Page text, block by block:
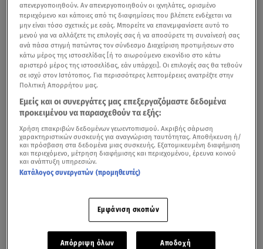
απενεργοποιηθούν. Αν απενεργοποιηθούν οι ιχνηλάτες, ορισμένο
περιεχόμενο και κάποιες από τις διαφημίσεις που βλέπετε ενδέχεται να
μην είναι τόσο σχετικές με εσάς. Μπορείτε να επανεμφανίσετε αυτό το
μενού για να αλλάξετε τις επιλογές σας ή να αποσύρετε τη συναίνεσή σας
ανά πάσα στιγμή πατώντας τον σύνδεσμο Διαχείριση προτιμήσεων στο
κάτω μέρος της ιστοσελίδας [ή το αιωρούμενο εικονίδιο στο κάτω
αριστερό μέρος της ιστοσελίδας, εάν υπάρχει]. Οι επιλογές σας θα τεθούν
σε ισχύ στον Ιστότοπος. Για περισσότερες λεπτομέρειες ανατρέξτε στην
Πολιτική Απορρήτου μας.
Εμείς και οι συνεργάτες μας επεξεργαζόμαστε δεδομένα
προκειμένου να παρασχεθούν τα εξής:
Χρήση επακριβών δεδομένων γεωεντοπισμού. Ακριβής σάρωση
χαρακτηριστικών συσκευής για αναγνώριση ταυτότητας. Αποθήκευση ή/
και πρόσβαση στα δεδομένα μιας συσκευής. Εξατομικευμένη διαφήμιση
και περιεχόμενο, μέτρηση διαφήμισης και περιεχομένου, έρευνα κοινού
και ανάπτυξη υπηρεσιών.
Κατάλογος συνεργατών (προμηθευτές)
Εμφάνιση σκοπών
Απόρριψη όλων Αποδοχή